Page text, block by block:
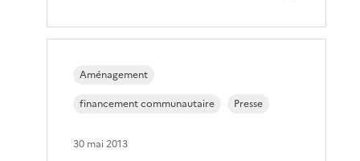
Aménagement
financement communautaire
Presse
30 mai 2013